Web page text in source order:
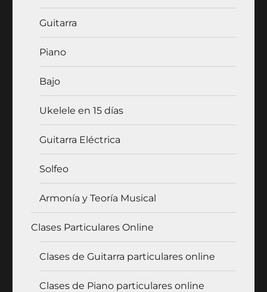
Guitarra
Piano
Bajo
Ukelele en 15 días
Guitarra Eléctrica
Solfeo
Armonía y Teoría Musical
Clases Particulares Online
Clases de Guitarra particulares online
Clases de Piano particulares online